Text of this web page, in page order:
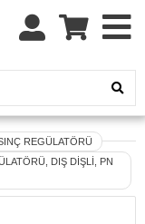
REGÜLATÖRÜ
DIŞ DİŞLİ, PN